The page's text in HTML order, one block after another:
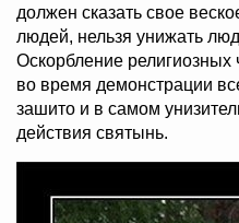
должен сказать свое
людей, нельзя унижать
Оскорбление религиозных
во время демонстрации
зашито и в самом
действия святынь.